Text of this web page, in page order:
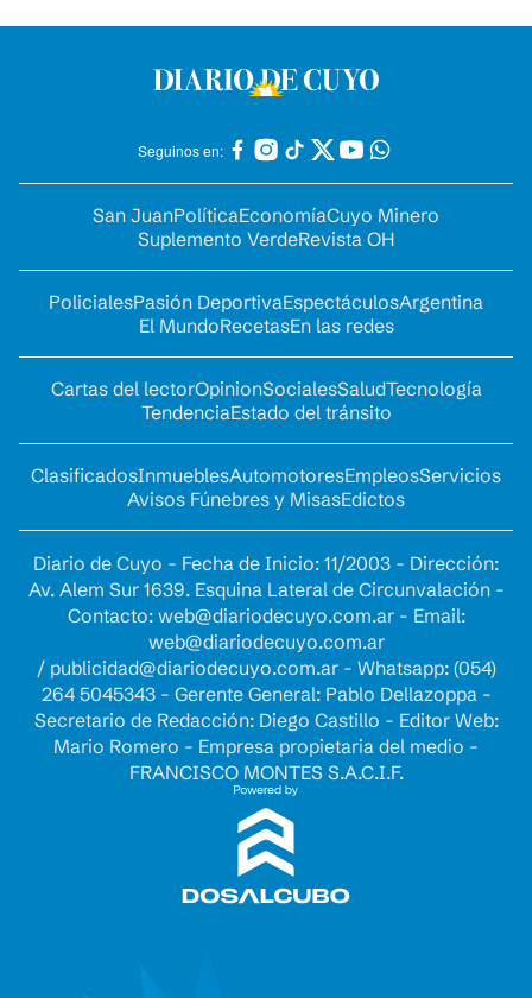
Seguinos en:
San JuanPolíticaEconomíaCuyo Minero
Suplemento VerdeRevista OH
PolicialesPasión DeportivaEspectáculosArgentina
El MundoRecetasEn las redes
Cartas del lectorOpinionSocialesSaludTecnología
TendenciaEstado del tránsito
ClasificadosInmueblesAutomotoresEmpleosServicios
Avisos Fúnebres y MisasEdictos
Diario de Cuyo - Fecha de Inicio: 11/2003 - Dirección:
Av. Alem Sur 1639. Esquina Lateral de Circunvalación -
Contacto: web@diariodecuyo.com.ar- Email:
web@diariodecuyo.com.ar
/ publicidad@diariodecuyo.com.ar- Whatsapp: (054)
264 5045343 - Gerente General: Pablo Dellazoppa -
Secretario de Redacción: Diego Castillo - Editor Web:
Mario Romero - Empresa propietaria del medio -
FRANCISCO MONTES S.A.C.I.F.